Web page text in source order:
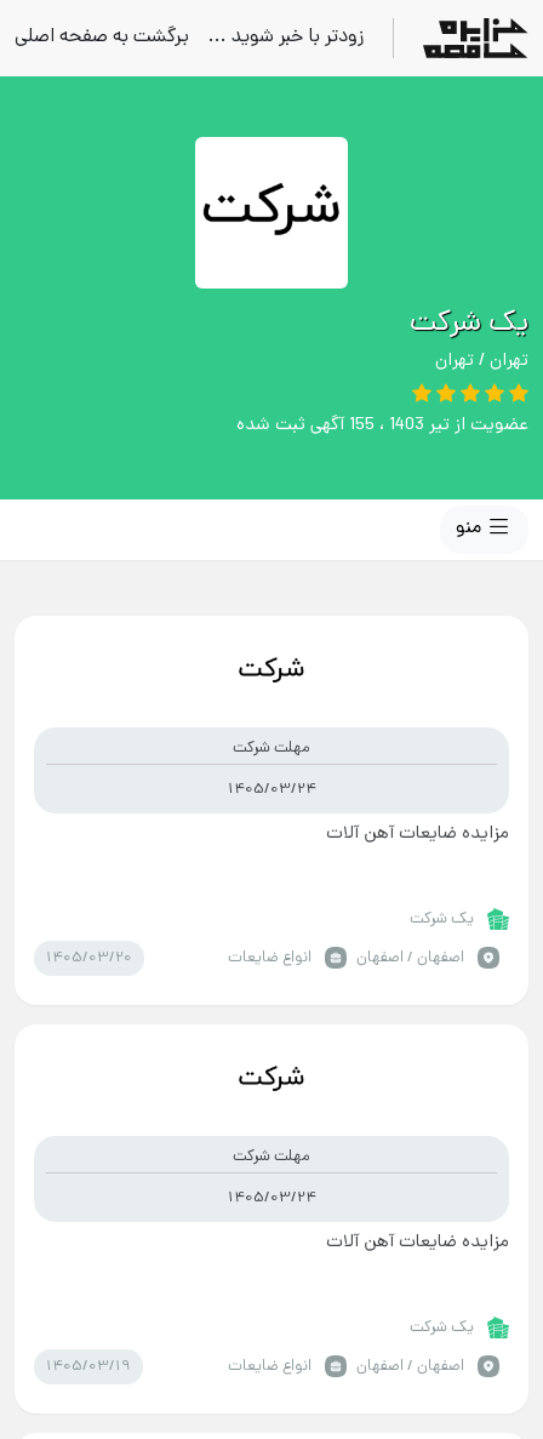
زودتر با خبر شوید ... برگشت به صفحه اصلی
یک شرکت
تهران / تهران
عضویت از تیر 1403 ، 155 آگهی ثبت شده
مهلت شرکت
1405/03/24
مزایده ضایعات آهن آلات
یک شرکت
اصفهان / اصفهان
انواع ضایعات 1405/03/20
مهلت شرکت
1405/03/24
مزایده ضایعات آهن آلات
یک شرکت
اصفهان / اصفهان
انواع ضایعات 1405/03/19